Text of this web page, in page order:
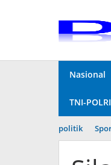
Nasional
TNI-POLRI
politik